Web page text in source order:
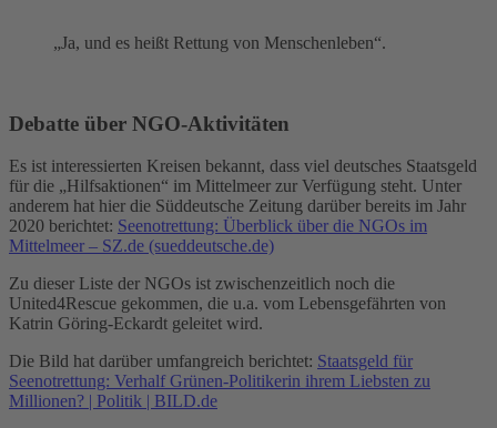
„Ja, und es heißt Rettung von Menschenleben“.
Debatte über NGO-Aktivitäten
Es ist interessierten Kreisen bekannt, dass viel deutsches Staatsgeld
für die „Hilfsaktionen“ im Mittelmeer zur Verfügung steht. Unter
anderem hat hier die Süddeutsche Zeitung darüber bereits im Jahr
2020 berichtet: Seenotrettung: Überblick über die NGOs im
Mittelmeer – SZ.de (sueddeutsche.de)
Zu dieser Liste der NGOs ist zwischenzeitlich noch die
United4Rescue gekommen, die u.a. vom Lebensgefährten von
Katrin Göring-Eckardt geleitet wird.
Die Bild hat darüber umfangreich berichtet: Staatsgeld für
Seenotrettung: Verhalf Grünen-Politikerin ihrem Liebsten zu
Millionen? | Politik | BILD.de